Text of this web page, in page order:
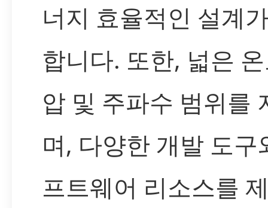
너지 효율적인 설계
합니다. 또한, 넓은
압 및 주파수 범위를
며, 다양한 개발 도구
프트웨어 리소스를